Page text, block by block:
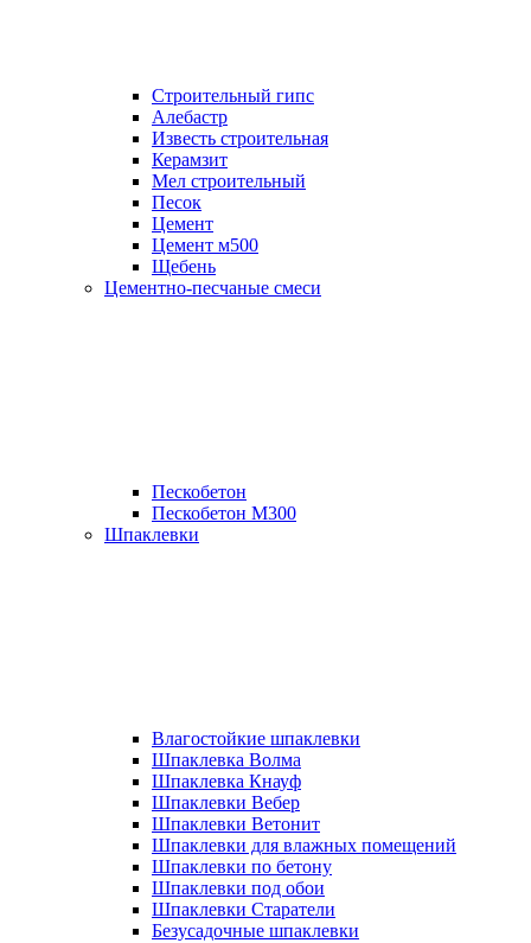
Строительный гипс
Алебастр
Известь строительная
Керамзит
Мел строительный
Песок
Цемент
Цемент м500
Щебень
Цементно-песчаные смеси
Пескобетон
Пескобетон М300
Шпаклевки
Влагостойкие шпаклевки
Шпаклевка Волма
Шпаклевка Кнауф
Шпаклевки Вебер
Шпаклевки Ветонит
Шпаклевки для влажных помещений
Шпаклевки по бетону
Шпаклевки под обои
Шпаклевки Старатели
Безусадочные шпаклевки